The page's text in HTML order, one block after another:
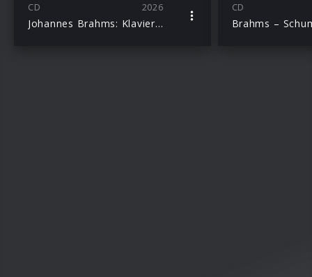
CD 2026
Johannes Brahms: Klavierstücke
CD
Brahms –